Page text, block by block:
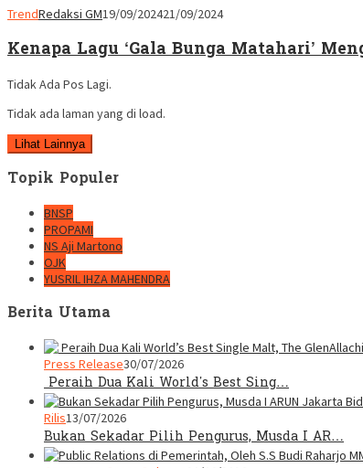
TrendRedaksi GM19/09/202421/09/2024
Kenapa Lagu ‘Gala Bunga Matahari’
Tidak Ada Pos Lagi.
Tidak ada laman yang di load.
Lihat Lainnya
Topik Populer
BNSP
PROPAMI
NS Aji Martono
OJK
YUSRIL IHZA MAHENDRA
Berita Utama
Press Release30/07/2026
Peraih Dua Kali World’s Best Sing…
Rilis13/07/2026
Bukan Sekadar Pilih Pengurus, Musda I AR…